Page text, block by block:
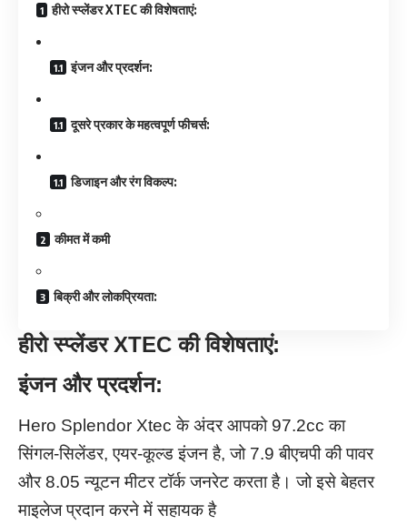
हीरो स्प्लेंडर XTEC की विशेषताएं:
इंजन और प्रदर्शन:
दूसरे प्रकार के महत्वपूर्ण फीचर्स:
डिजाइन और रंग विकल्प:
कीमत में कमी
बिक्री और लोकप्रियता:
हीरो स्प्लेंडर XTEC की विशेषताएं:
इंजन और प्रदर्शन:
Hero Splendor Xtec के अंदर आपको 97.2cc का
सिंगल-सिलेंडर, एयर-कूल्ड इंजन है, जो 7.9 बीएचपी की पावर
और 8.05 न्यूटन मीटर टॉर्क जनरेट करता है। जो इसे बेहतर
माइलेज प्रदान करने में सहायक है